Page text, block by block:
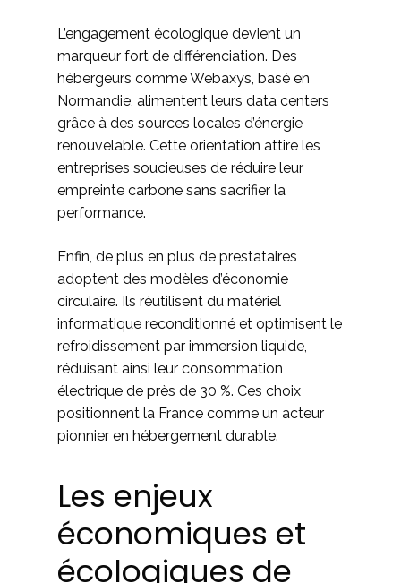
L’engagement écologique devient un
marqueur fort de différenciation. Des
hébergeurs comme Webaxys, basé en
Normandie, alimentent leurs data centers
grâce à des sources locales d’énergie
renouvelable. Cette orientation attire les
entreprises soucieuses de réduire leur
empreinte carbone sans sacrifier la
performance.
Enfin, de plus en plus de prestataires
adoptent des modèles d’économie
circulaire. Ils réutilisent du matériel
informatique reconditionné et optimisent le
refroidissement par immersion liquide,
réduisant ainsi leur consommation
électrique de près de 30 %. Ces choix
positionnent la France comme un acteur
pionnier en hébergement durable.
Les enjeux
économiques et
écologiques de